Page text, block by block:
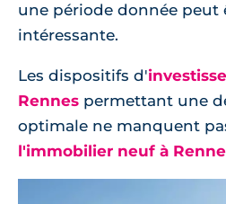
une période donnée peut
intéressante.
Les dispositifs d'
Rennes permettant une
optimale ne manquent
l'immobilier neuf à